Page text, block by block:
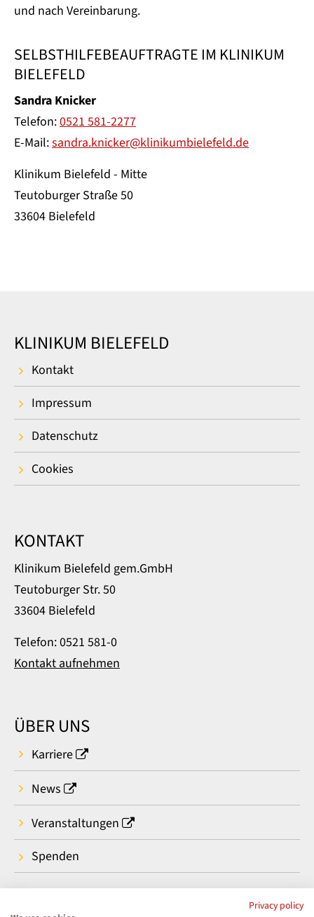
und nach Vereinbarung.
SELBSTHILFEBEAUFTRAGTE IM KLINIKUM
BIELEFELD
Sandra Knicker
Telefon:0521 581-2277
E-Mail:sandra.knicker@klinikumbielefeld.de
Klinikum Bielefeld - Mitte
Teutoburger Straße 50
33604 Bielefeld
KLINIKUM BIELEFELD
Kontakt
Impressum
Datenschutz
Cookies
KONTAKT
Klinikum Bielefeld gem.GmbH
Teutoburger Str. 50
33604 Bielefeld
Telefon: 0521 581-0
Kontakt aufnehmen
ÜBER UNS
Karriere
News
Veranstaltungen
Spenden
Privacy policy